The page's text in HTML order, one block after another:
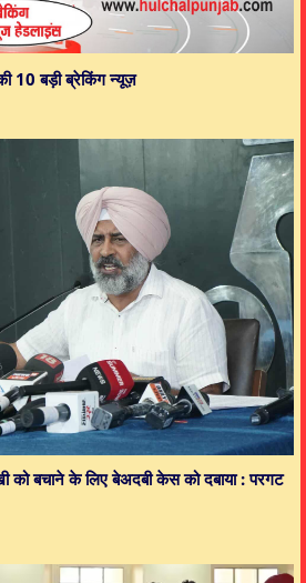
बड़ी ब्रेकिंग न्यूज़
को बचाने के लिए बेअदबी केस को दबाया : परगट